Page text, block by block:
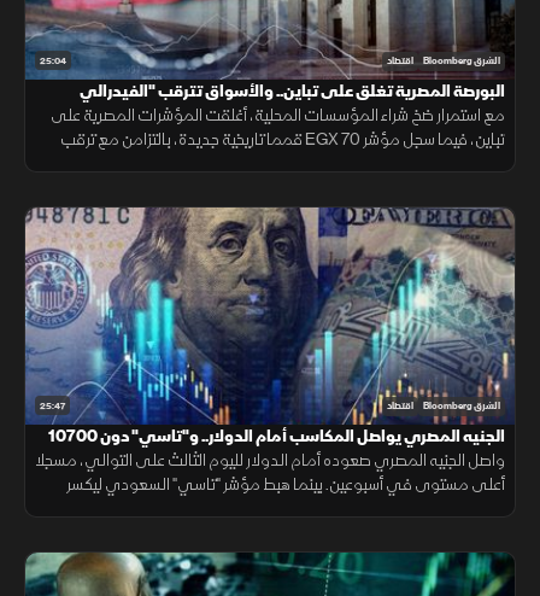
25:04 الشرق Bloomberg اقتصاد
البورصة المصرية تغلق على تباين.. والأسواق تترقب "الفيدرالي
مع استمرار ضخ شراء المؤسسات المحلية، أغلقت المؤشرات المصرية على
تباين، فيما سجل مؤشر EGX 70 قمما تاريخية جديدة، بالتزامن مع ترقب
25:47 الشرق Bloomberg اقتصاد
الجنيه المصري يواصل المكاسب أمام الدولار.. و"تاسي" دون 10700
نقطة
واصل الجنيه المصري صعوده أمام الدولار لليوم الثالث على التوالي، مسجلا
أعلى مستوى في أسبوعين. بينما هبط مؤشر "تاسي" السعودي ليكسر